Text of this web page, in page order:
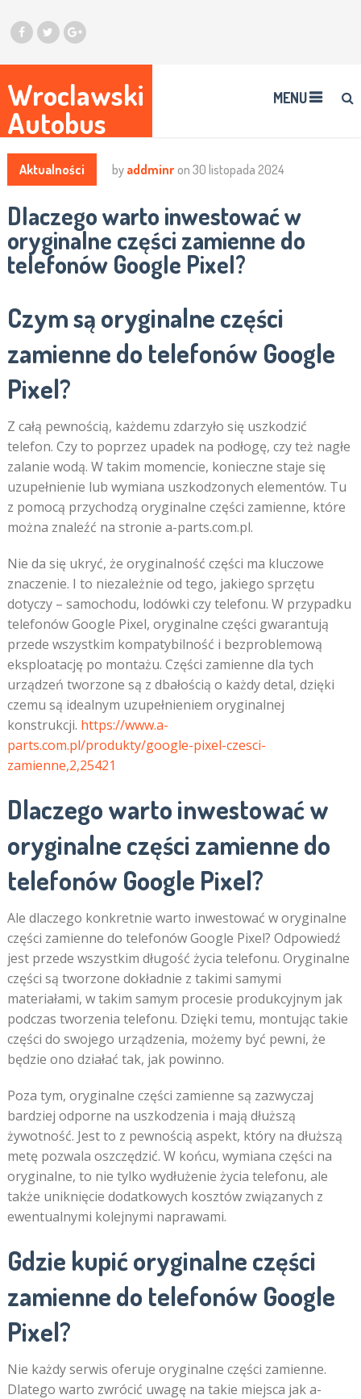
Wroclawski
Autobus
MENU
Aktualności by addminr on 30 listopada 2024
Dlaczego warto inwestować w
oryginalne części zamienne do
telefonów Google Pixel?
Czym są oryginalne części
zamienne do telefonów Google
Pixel?
Z całą pewnością, każdemu zdarzyło się uszkodzić
telefon. Czy to poprzez upadek na podłogę, czy też nagłe
zalanie wodą. W takim momencie, konieczne staje się
uzupełnienie lub wymiana uszkodzonych elementów. Tu
z pomocą przychodzą oryginalne części zamienne, które
można znaleźć na stronie a-parts.com.pl.
Nie da się ukryć, że oryginalność części ma kluczowe
znaczenie. I to niezależnie od tego, jakiego sprzętu
dotyczy – samochodu, lodówki czy telefonu. W przypadku
telefonów Google Pixel, oryginalne części gwarantują
przede wszystkim kompatybilność i bezproblemową
eksploatację po montażu. Części zamienne dla tych
urządzeń tworzone są z dbałością o każdy detal, dzięki
czemu są idealnym uzupełnieniem oryginalnej
konstrukcji. https://www.a-
parts.com.pl/produkty/google-pixel-czesci-
zamienne,2,25421
Dlaczego warto inwestować w
oryginalne części zamienne do
telefonów Google Pixel?
Ale dlaczego konkretnie warto inwestować w oryginalne
części zamienne do telefonów Google Pixel? Odpowiedź
jest przede wszystkim długość życia telefonu. Oryginalne
części są tworzone dokładnie z takimi samymi
materiałami, w takim samym procesie produkcyjnym jak
podczas tworzenia telefonu. Dzięki temu, montując takie
części do swojego urządzenia, możemy być pewni, że
będzie ono działać tak, jak powinno.
Poza tym, oryginalne części zamienne są zazwyczaj
bardziej odporne na uszkodzenia i mają dłuższą
żywotność. Jest to z pewnością aspekt, który na dłuższą
metę pozwala oszczędzić. W końcu, wymiana części na
oryginalne, to nie tylko wydłużenie życia telefonu, ale
także uniknięcie dodatkowych kosztów związanych z
ewentualnymi kolejnymi naprawami.
Gdzie kupić oryginalne części
zamienne do telefonów Google
Pixel?
Nie każdy serwis oferuje oryginalne części zamienne.
Dlatego warto zwrócić uwagę na takie miejsca jak a-